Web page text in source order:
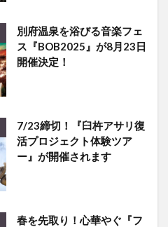
別府温泉を浴びる音楽フェ
ス『BOB2025』が8月23日
開催決定！
7/23締切！『臼杵アサリ復
活プロジェクト体験ツア
ー』が開催されます
春を先取り！心華やぐ『フ